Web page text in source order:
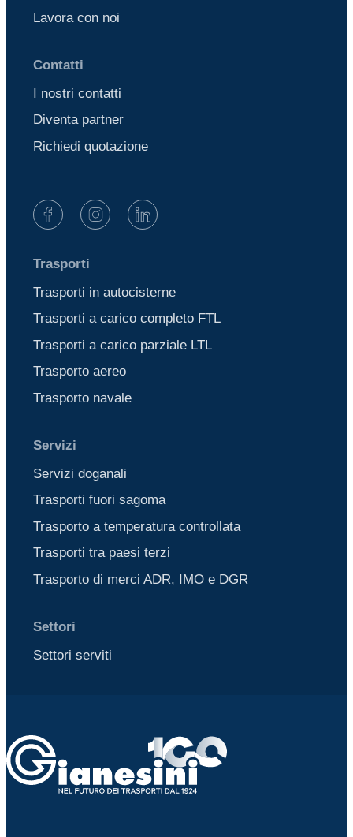
Lavora con noi
Contatti
I nostri contatti
Diventa partner
Richiedi quotazione
Trasporti
Trasporti in autocisterne
Trasporti a carico completo FTL
Trasporti a carico parziale LTL
Trasporto aereo
Trasporto navale
Servizi
Servizi doganali
Trasporti fuori sagoma
Trasporto a temperatura controllata
Trasporti tra paesi terzi
Trasporto di merci ADR, IMO e DGR
Settori
Settori serviti